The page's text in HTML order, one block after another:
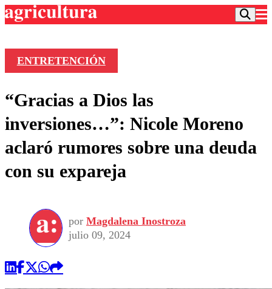
Frecuencias
Agricultura TV
Deportes
Colo Colo
Motor
Torneo Internacional
Torneo Nacional
Entretención
Internacional
Nacional
Vida Social
Programas
Comercial
ENTRETENCIÓN
“Gracias a Dios las
inversiones…”: Nicole Moreno
aclaró rumores sobre una deuda
con su expareja
por Magdalena Inostroza
julio 09, 2024